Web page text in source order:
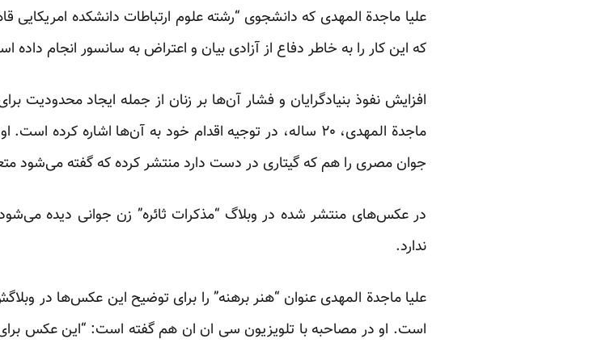
علیا ماجدة المهدی که دانشجوی “رشته علوم ارتباطات دانشکده
که این کار را به خاطر دفاع از آزادی بیان و اعتراض به سانسور انجام داده
افزایش نفوذ بنیادگرایان و فشار آن‌ها بر زنان از جمله ایجاد محدودیت
ماجدة المهدی، ۲۰ ساله، در توجیه اقدام خود به آن‌ها اشاره
جوان مصری را هم که گیتاری در دست دارد منتشر کرده که گفته می‌شود
در عکس‌های منتشر شده در وبلاگ “مذکرات ثائره” زن جوانی دیده
ندارد.
علیا ماجدة المهدی عنوان “هنر برهنه” را برای توضیح این عکس‌ها در
است. او در مصاحبه با تلویزیون سی ان ان هم گفته است: “این عکس